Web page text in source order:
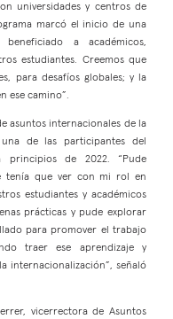
universidades y centros de
marcó el inicio de una
a académicos,
estudiantes. Creemos que
para desafíos globales; y la
ese camino”.
asuntos internacionales de la
de las participantes del
principios de 2022. “Pude
tenía que ver con mi rol en
estudiantes y académicos
prácticas y pude explorar
para promover el trabajo
traer ese aprendizaje y
internacionalización”, señaló
vicerrectora de Asuntos